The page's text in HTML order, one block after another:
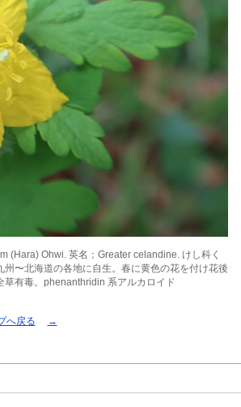
(Hara) Ohwi. 英名；Greater celandine. けし科く
〜北海道の各地に自生。春に黄色の花を付け花後
草有毒。phenanthridin 系アルカロイド
へ戻る →